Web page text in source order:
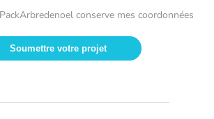
PackArbredenoel conserve mes coordonnées